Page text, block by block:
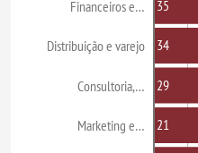
Financeiros e…
Distribuição e varejo
Consultoria,…
Marketing e…
35
34
29
21